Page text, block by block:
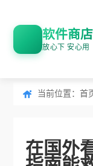
软件商店
放心下 安心用
当前位置： 首
在国外